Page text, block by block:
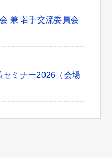
兼 若手交流委員会
セミナー2026（会場